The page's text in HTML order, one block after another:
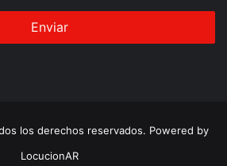
los derechos reservados. Powered by
LocucionAR